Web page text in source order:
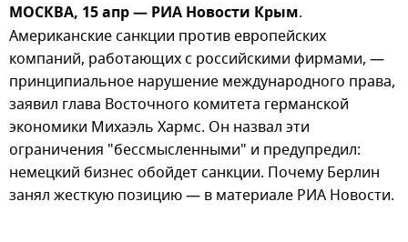
МОСКВА, 15 апр — РИА Новости Крым.
Американские санкции против европейских
компаний, работающих с российскими фирмами, —
принципиальное нарушение международного права,
заявил глава Восточного комитета германской
экономики Михаэль Хармс. Он назвал эти
ограничения "бессмысленными" и предупредил:
немецкий бизнес обойдет санкции. Почему Берлин
занял жесткую позицию — в материале РИА Новости.